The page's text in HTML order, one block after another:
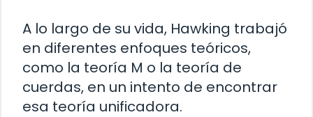
A lo largo de su vida, Hawking trabajó
en diferentes enfoques teóricos,
como la teoría M o la teoría de
cuerdas, en un intento de encontrar
esa teoría unificadora.